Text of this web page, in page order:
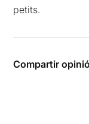
petits.
Compartir